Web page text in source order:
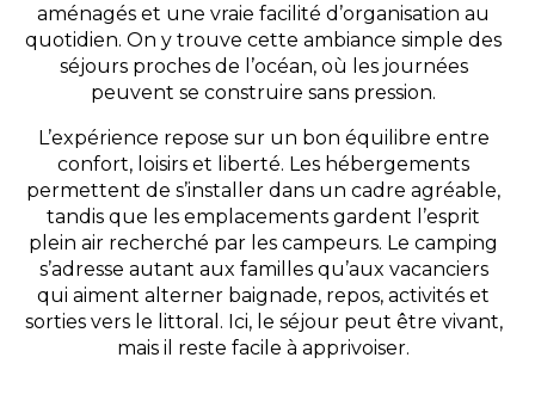
aménagés et une vraie facilité d’organisation au
quotidien. On y trouve cette ambiance simple des
séjours proches de l’océan, où les journées
peuvent se construire sans pression.
L’expérience repose sur un bon équilibre entre
confort, loisirs et liberté. Les hébergements
permettent de s’installer dans un cadre agréable,
tandis que les emplacements gardent l’esprit
plein air recherché par les campeurs. Le camping
s’adresse autant aux familles qu’aux vacanciers
qui aiment alterner baignade, repos, activités et
sorties vers le littoral. Ici, le séjour peut être vivant,
mais il reste facile à apprivoiser.